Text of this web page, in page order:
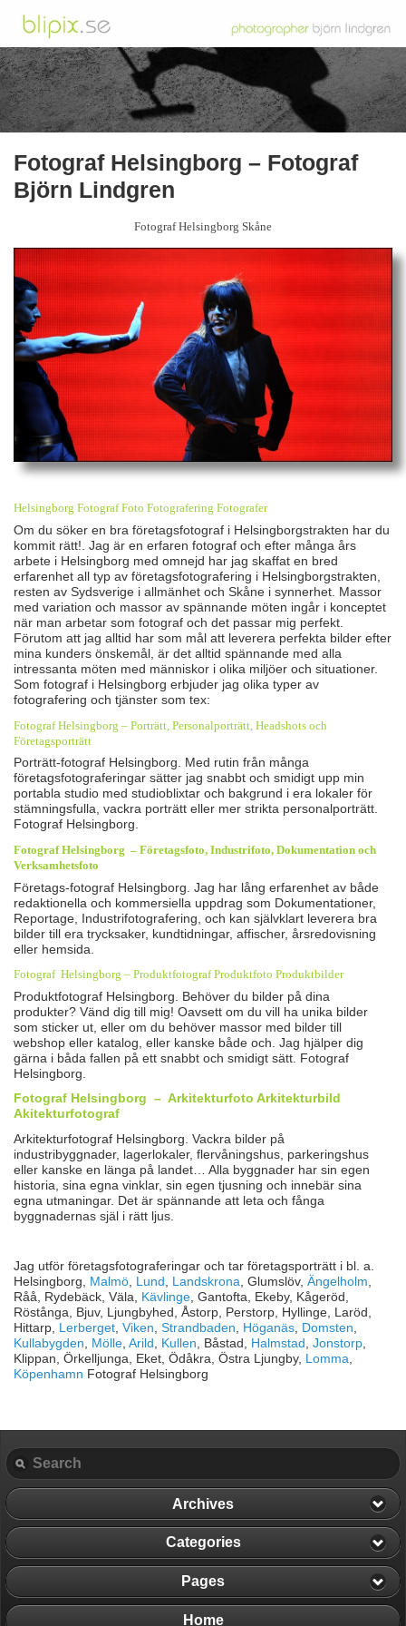
Fotograf Helsingborg – Fotograf
Björn Lindgren
Fotograf Helsingborg Skåne
Helsingborg Fotograf Foto Fotografering Fotografer
Om du söker en bra företagsfotograf i Helsingborgstrakten har du
kommit rätt!. Jag är en erfaren fotograf och efter många års
arbete i Helsingborg med omnejd har jag skaffat en bred
erfarenhet all typ av företagsfotografering i Helsingborgstrakten,
resten av Sydsverige i allmänhet och Skåne i synnerhet. Massor
med variation och massor av spännande möten ingår i konceptet
när man arbetar som fotograf och det passar mig perfekt.
Förutom att jag alltid har som mål att leverera perfekta bilder efter
mina kunders önskemål, är det alltid spännande med alla
intressanta möten med människor i olika miljöer och situationer.
Som fotograf i Helsingborg erbjuder jag olika typer av
fotografering och tjänster som tex:
Fotograf Helsingborg – Porträtt, Personalporträtt, Headshots och
Företagsporträtt
Porträtt-fotograf Helsingborg. Med rutin från många
företagsfotograferingar sätter jag snabbt och smidigt upp min
portabla studio med studioblixtar och bakgrund i era lokaler för
stämningsfulla, vackra porträtt eller mer strikta personalporträtt.
Fotograf Helsingborg.
FotografHelsingborg – Företagsfoto, Industrifoto, Dokumentation och
Verksamhetsfoto
Företags-fotograf Helsingborg. Jag har lång erfarenhet av både
redaktionella och kommersiella uppdrag som Dokumentationer,
Reportage, Industrifotografering, och kan självklart leverera bra
bilder till era trycksaker, kundtidningar, affischer, årsredovisning
eller hemsida.
Fotograf Helsingborg – Produktfotograf Produktfoto Produktbilder
Produktfotograf Helsingborg. Behöver du bilder på dina
produkter? Vänd dig till mig! Oavsett om du vill ha unika bilder
som sticker ut, eller om du behöver massor med bilder till
webshop eller katalog, eller kanske både och. Jag hjälper dig
gärna i båda fallen på ett snabbt och smidigt sätt. Fotograf
Helsingborg.
Fotograf Helsingborg – Arkitekturfoto Arkitekturbild
Akitekturfotograf
Arkitekturfotograf Helsingborg. Vackra bilder på
industribyggnader, lagerlokaler, flervåningshus, parkeringshus
eller kanske en länga på landet… Alla byggnader har sin egen
historia, sina egna vinklar, sin egen tjusning och innebär sina
egna utmaningar. Det är spännande att leta och fånga
byggnadernas själ i rätt ljus.
Jag utför företagsfotograferingar och tar företagsporträtt i bl. a.
Helsingborg, Malmö Lund Landskrona , Glumslöv, Ängelholm
Råå, Rydebäck, Väla, Kävlinge , Gantofta, Ekeby, Kågeröd,
Röstånga, Bjuv, Ljungbyhed, Åstorp, Perstorp, Hyllinge, Laröd,
Hittarp, Lerberget Viken Strandbaden Höganäs Domsten
Kullabygden
Mölle Arild Kullen , Båstad, Halmstad Jonstorp
Klippan, Örkelljunga, Eket, Ödåkra, Östra Ljungby, Lomma
Köpenhamn Fotograf Helsingborg
Archives
Categories
Pages
Home